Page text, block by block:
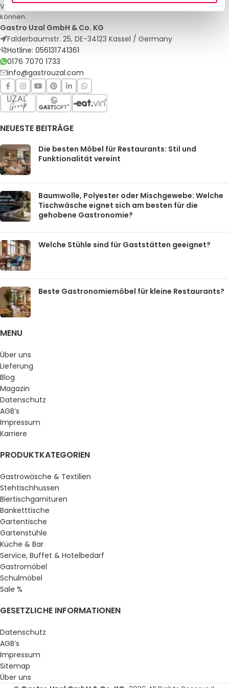
Veranstaltungen. Qualität und Service, auf die Sie sich verlassen
können.
Gastro Uzal GmbH & Co. KG
Falderbaumstr. 25, DE-34123 Kassel / Germany
Hotline: 056131741361
0176 7070 1733
info@gastrouzal.com
NEUESTE BEITRÄGE
Die besten Möbel für Restaurants: Stil und
Funktionalität vereint
Baumwolle, Polyester oder Mischgewebe: Welche
Tischwäsche eignet sich am besten für die
gehobene Gastronomie?
Welche Stühle sind für Gaststätten geeignet?
Beste Gastronomiemöbel für kleine Restaurants?
MENU
Über uns
Lieferung
Blog
Magazin
Datenschutz
AGB’s
Impressum
Karriere
PRODUKTKATEGORIEN
Gastrowäsche & Textilien
Stehtischhussen
Biertischgarnituren
Banketttische
Gartentische
Gartenstühle
Küche & Bar
Service, Buffet & Hotelbedarf
Gastromöbel
Schulmöbel
Sale %
GESETZLICHE INFORMATIONEN
Datenschutz
AGB’s
Impressum
Sitemap
Über uns